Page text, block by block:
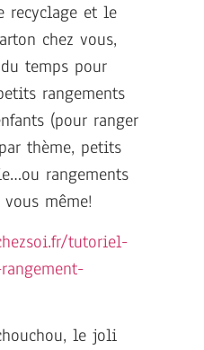
recyclage et le
chez vous,
temps pour
rangements
(pour ranger
thème, petits
rangements
même!
tutoriel-
le joli